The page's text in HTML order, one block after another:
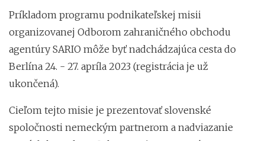
Príkladom programu podnikateľskej misii
organizovanej Odborom zahraničného obchodu
agentúry SARIO môže byť nadchádzajúca cesta do
Berlína 24. - 27. apríla 2023 (registrácia je už
ukončená).
Cieľom tejto misie je prezentovať slovenské
spoločnosti nemeckým partnerom a nadviazanie